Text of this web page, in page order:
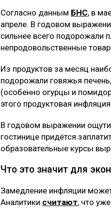
Согласно данным БНС, в
апреле. В годовом
сильнее всего подорожали
непродовольственные
Из продуктов за месяц
подорожали говяжья
(особенно огурцы и
этого продуктовая
В годовом выражении
гостинице придётся
образовательные курсы
Что это значит для
Замедление инфляции
Аналитики считают, что